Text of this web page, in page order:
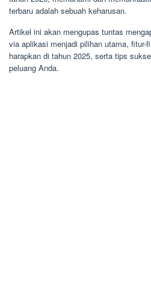
terbaru adalah sebuah keharusan.
Artikel ini akan mengupas tuntas
via aplikasi menjadi pilihan utama, fitur-
harapkan di tahun 2025, serta tips
peluang Anda.